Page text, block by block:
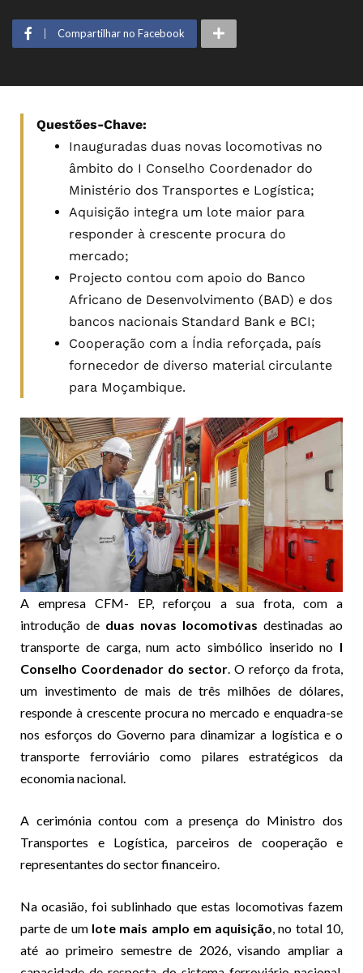
Compartilhar no Facebook
Questões-Chave:
Inauguradas duas novas locomotivas no
âmbito do I Conselho Coordenador do
Ministério dos Transportes e Logística;
Aquisição integra um lote maior para
responder à crescente procura do
mercado;
Projecto contou com apoio do Banco
Africano de Desenvolvimento (BAD) e dos
bancos nacionais Standard Bank e BCI;
Cooperação com a Índia reforçada, país
fornecedor de diverso material circulante
para Moçambique.
A empresa CFM- EP, reforçou a sua frota, com a
introdução de duas novas locomotivas destinadas ao
transporte de carga, num acto simbólico inserido no I
Conselho Coordenador do sector. O reforço da frota,
um investimento de mais de três milhões de dólares,
responde à crescente procura no mercado e enquadra-se
nos esforços do Governo para dinamizar a logística e o
transporte ferroviário como pilares estratégicos da
economia nacional.
A cerimónia contou com a presença do Ministro dos
Transportes e Logística, parceiros de cooperação e
representantes do sector financeiro.
Na ocasião, foi sublinhado que estas locomotivas fazem
parte de um lote mais amplo em aquisição, no total 10,
até ao primeiro semestre de 2026, visando ampliar a